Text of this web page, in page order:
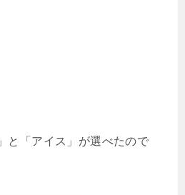
と「アイス」が選べたので